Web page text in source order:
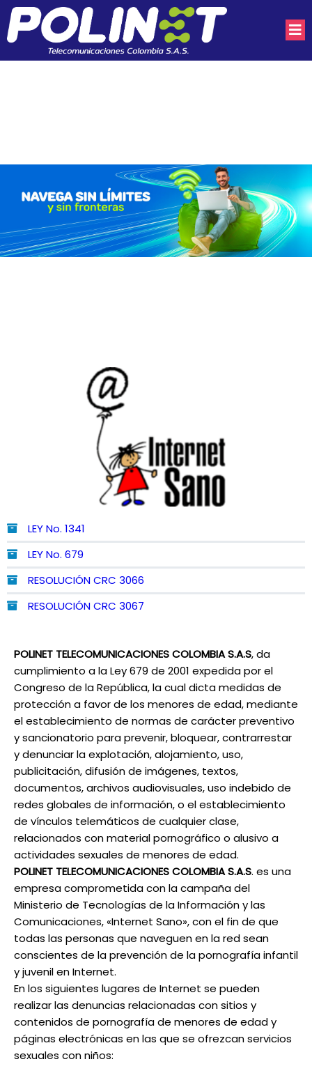
LEY No. 1341
LEY No. 679
RESOLUCIÓN CRC 3066
RESOLUCIÓN CRC 3067
POLINET TELECOMUNICACIONES COLOMBIA S.A.S, da
cumplimiento a la Ley 679 de 2001 expedida por el
Congreso de la República, la cual dicta medidas de
protección a favor de los menores de edad, mediante
el establecimiento de normas de carácter preventivo
y sancionatorio para prevenir, bloquear, contrarrestar
y denunciar la explotación, alojamiento, uso,
publicitación, difusión de imágenes, textos,
documentos, archivos audiovisuales, uso indebido de
redes globales de información, o el establecimiento
de vínculos telemáticos de cualquier clase,
relacionados con material pornográfico o alusivo a
actividades sexuales de menores de edad.
POLINET TELECOMUNICACIONES COLOMBIA S.A.S. es una
empresa comprometida con la campaña del
Ministerio de Tecnologías de la Información y las
Comunicaciones, «Internet Sano», con el fin de que
todas las personas que naveguen en la red sean
conscientes de la prevención de la pornografía infantil
y juvenil en Internet.
En los siguientes lugares de Internet se pueden
realizar las denuncias relacionadas con sitios y
contenidos de pornografía de menores de edad y
páginas electrónicas en las que se ofrezcan servicios
sexuales con niños: